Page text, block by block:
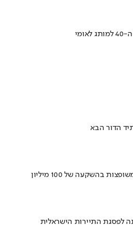
הדור הבא
לפסגת התיירות הישראלית